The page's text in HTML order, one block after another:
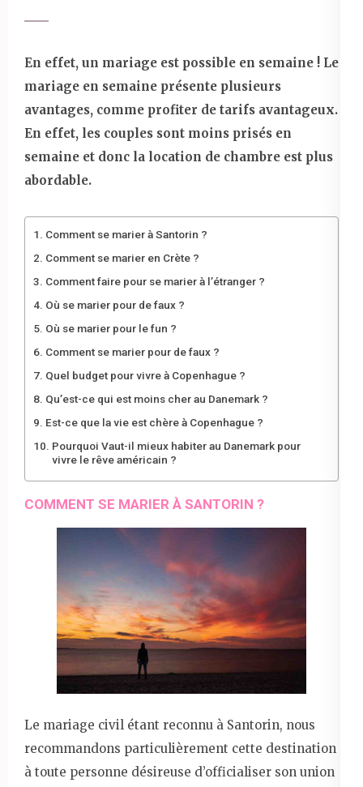
En effet, un mariage est possible en semaine ! Le
mariage en semaine présente plusieurs
avantages, comme profiter de tarifs avantageux.
En effet, les couples sont moins prisés en
semaine et donc la location de chambre est plus
abordable.
Comment se marier à Santorin ?
Comment se marier en Crète ?
Comment faire pour se marier à l’étranger ?
Où se marier pour de faux ?
Où se marier pour le fun ?
Comment se marier pour de faux ?
Quel budget pour vivre à Copenhague ?
Qu’est-ce qui est moins cher au Danemark ?
Est-ce que la vie est chère à Copenhague ?
Pourquoi Vaut-il mieux habiter au Danemark pour
vivre le rêve américain ?
COMMENT SE MARIER À SANTORIN ?
Le mariage civil étant reconnu à Santorin, nous
recommandons particulièrement cette destination
à toute personne désireuse d’officialiser son union